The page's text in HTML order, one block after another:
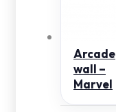
Arcade
wall –
Marvel